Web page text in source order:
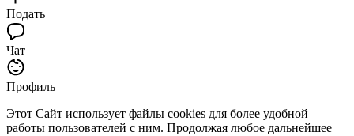
Подать
Чат
Профиль
Этот Сайт использует файлы cookies для более удобной
работы пользователей с ним. Продолжая любое дальнейшее